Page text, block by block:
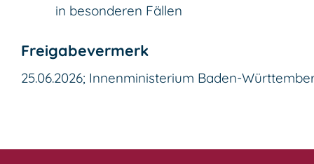
in besonderen Fällen
Freigabevermerk
25.06.2026; Innenministerium Baden-